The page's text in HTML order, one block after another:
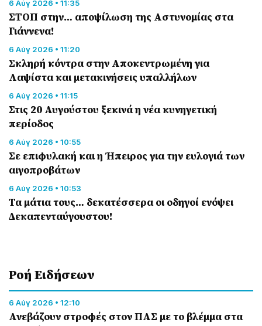
6 Αύγ 2026 • 11:35
ΣΤΟΠ στην… αποψίλωση της Αστυνομίας στα
Γιάννενα!
6 Αύγ 2026 • 11:20
Σκληρή κόντρα στην Αποκεντρωμένη για
Λαψίστα και μετακινήσεις υπαλλήλων
6 Αύγ 2026 • 11:15
Στις 20 Αυγούστου ξεκινά η νέα κυνηγετική
περίοδος
6 Αύγ 2026 • 10:55
Σε επιφυλακή και η Ήπειρος για την ευλογιά των
αιγοπροβάτων
6 Αύγ 2026 • 10:53
Τα μάτια τους… δεκατέσσερα οι οδηγοί ενόψει
Δεκαπενταύγουστου!
Ροή Eιδήσεων
6 Αύγ 2026 • 12:10
Ανεβάζουν στροφές στον ΠΑΣ με το βλέμμα στα